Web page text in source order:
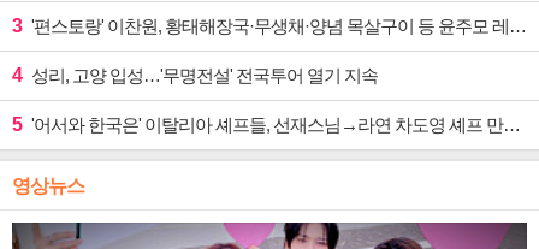
3 '편스토랑' 이찬원, 황태해장국·무생채·양념 목살구이 등 윤주모 레시피 섭렵
4 성리, 고양 입성…'무명전설' 전국투어 열기 지속
5 '어서와 한국은' 이탈리아 셰프들, 선재스님→라연 차도영 셰프 만난다
영상뉴스